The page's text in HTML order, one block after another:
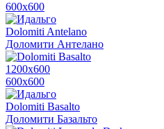
600х600
Dolomiti Antelano
Доломити Антелано
1200х600
600х600
Dolomiti Basalto
Доломити Базальто